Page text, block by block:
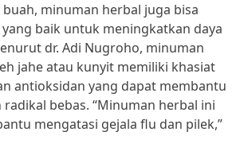
buah, minuman herbal juga bisa
baik untuk meningkatkan daya
dr. Adi Nugroho, minuman
jahe atau kunyit memiliki khasiat
antioksidan yang dapat membantu
bebas. “Minuman herbal ini
mengatasi gejala flu dan pilek,”